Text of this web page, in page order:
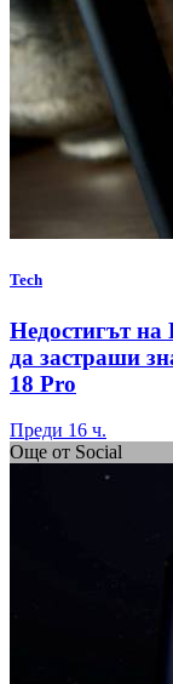
Tech
Недостигът
да застраши
18 Pro
Преди 16 ч.
Още от Social